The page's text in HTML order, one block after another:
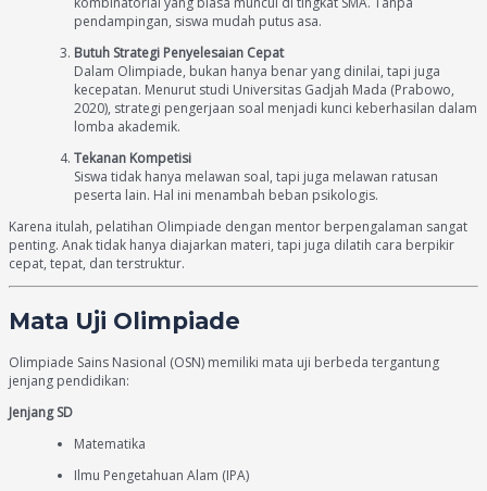
pendampingan, siswa mudah putus asa.
Butuh Strategi Penyelesaian Cepat
Dalam Olimpiade, bukan hanya benar yang dinilai, tapi juga
kecepatan. Menurut studi Universitas Gadjah Mada (Prabowo,
2020), strategi pengerjaan soal menjadi kunci keberhasilan dalam
lomba akademik.
Tekanan Kompetisi
Siswa tidak hanya melawan soal, tapi juga melawan ratusan
peserta lain. Hal ini menambah beban psikologis.
Karena itulah, pelatihan Olimpiade dengan mentor berpengalaman sangat
penting. Anak tidak hanya diajarkan materi, tapi juga dilatih cara berpikir
cepat, tepat, dan terstruktur.
Mata Uji Olimpiade
Olimpiade Sains Nasional (OSN) memiliki mata uji berbeda tergantung
jenjang pendidikan:
Jenjang SD
Matematika
Ilmu Pengetahuan Alam (IPA)